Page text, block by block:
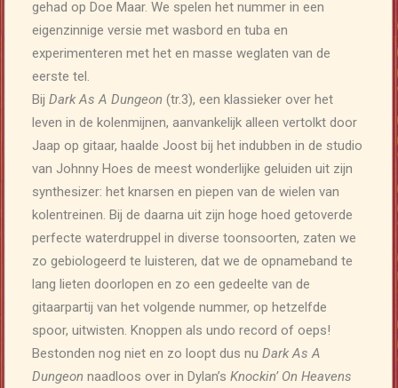
gehad op Doe Maar. We spelen het nummer in een
eigenzinnige versie met wasbord en tuba en
experimenteren met het en masse weglaten van de
eerste tel.
Bij Dark As A Dungeon (tr.3), een klassieker over het
leven in de kolenmijnen, aanvankelijk alleen vertolkt door
Jaap op gitaar, haalde Joost bij het indubben in de studio
van Johnny Hoes de meest wonderlijke geluiden uit zijn
synthesizer: het knarsen en piepen van de wielen van
kolentreinen. Bij de daarna uit zijn hoge hoed getoverde
perfecte waterdruppel in diverse toonsoorten, zaten we
zo gebiologeerd te luisteren, dat we de opnameband te
lang lieten doorlopen en zo een gedeelte van de
gitaarpartij van het volgende nummer, op hetzelfde
spoor, uitwisten. Knoppen als undo record of oeps!
Bestonden nog niet en zo loopt dus nu Dark As A
Dungeon naadloos over in Dylan’s Knockin’ On Heavens